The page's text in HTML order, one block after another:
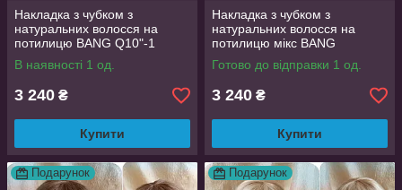
Накладка з чубком з
натуральних волосся на
потилицю BANG Q10"-1
В наявності 1 од.
3 240 ₴
Купити
Накладка з чубком з
натуральних волосся на
потилицю мікс BANG
Q10"-4Р27
Готово до відправки 1 од.
3 240 ₴
Купити
Подарунок Подарунок